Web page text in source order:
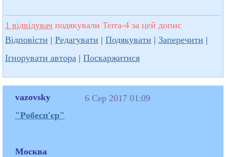
1 відвідувач подякували Terra-4 за цей допис
Відповісти | Редагувати | Подякувати | Заперечити |
Ігнорувати автора | Поскаржитися
vazovsky
"Робесп'єр"
Москва
6 Сер 2017 01:09